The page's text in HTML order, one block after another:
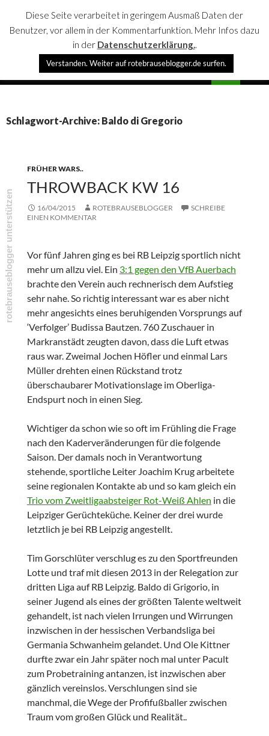
rotebrauseblogger
SPRINGE
Schlagwort-Archive: Baldo di Gregorio
FRÜHER WARS..
THROWBACK KW 16
16/04/2015 ROTEBRAUSEBLOGGER
SCHREIBE
EINEN KOMMENTAR
Vor fünf Jahren ging es bei RB Leipzig sportlich nicht
mehr um allzu viel. Ein 3:1 gegen den VfB Auerbach
brachte den Verein auch rechnerisch dem Aufstieg
sehr nahe. So richtig interessant war es aber nicht
mehr angesichts eines beruhigenden Vorsprungs auf
‘Verfolger’ Budissa Bautzen. 760 Zuschauer in
Markranstädt zeugten davon, dass die Luft etwas
raus war. Zweimal Jochen Höfler und einmal Lars
Müller drehten einen Rückstand trotz
überschaubarer Motivationslage im Oberliga-
Endspurt noch in einen Sieg.
Wichtiger da schon wie so oft im Frühling die Frage
nach den Kaderveränderungen für die folgende
Saison. Der damals noch in Verantwortung
stehende, sportliche Leiter Joachim Krug arbeitete
seine regionalen Kontakte ab und so kam gleich ein
Trio vom Zweitligaabsteiger Rot-Weiß Ahlen in die
Leipziger Gerüchteküche. Keiner der drei wurde
letztlich je bei RB Leipzig angestellt.
Tim Gorschlüter verschlug es zu den Sportfreunden
Lotte und traf mit diesen 2013 in der Relegation zur
dritten Liga auf RB Leipzig. Baldo di Grigorio, in
seiner Jugend als eines der größten Talente weltweit
gehandelt, ist nach vielen Irrungen und Wirrungen
inzwischen in der hessischen Verbandsliga bei
Germania Schwanheim gelandet. Und Ole Kittner
durfte zwar ein Jahr später noch mal unter Pacult
zum Probetraining antanzen, ist inzwischen aber
gänzlich vereinslos. Verschlungen sind sie
manchmal, die Wege der Profifußballer zwischen
Traum vom großen Glück und Realität..
Diese Seite verarbeitet in geringem Ausmaß Daten der
Benutzer, vor allem in der Kommentarfunktion. Mehr Infos dazu
in der Datenschutzerklärung..
Verstanden. Weiter auf rotebrauseblogger.de surfen.
rotebrauseblogger unterstützen